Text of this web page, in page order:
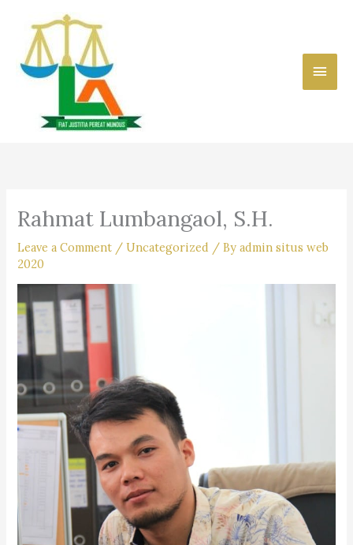
content
Main
Rahmat Lumbangaol, S.H.
Leave a Comment /Uncategorized / Byadmin situs web
2020